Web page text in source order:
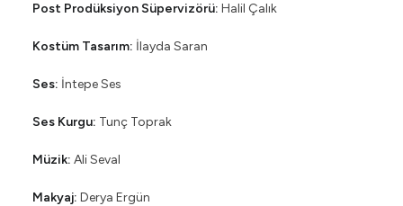
Post Prodüksiyon Süpervizörü: Halil Çalık
Kostüm Tasarım: İlayda Saran
Ses: İntepe Ses
Ses Kurgu: Tunç Toprak
Müzik: Ali Seval
Makyaj: Derya Ergün